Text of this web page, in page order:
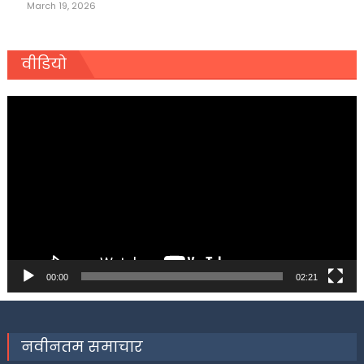
March 19, 2026
वीडियो
00:00 02:21
नवीनतम समाचार